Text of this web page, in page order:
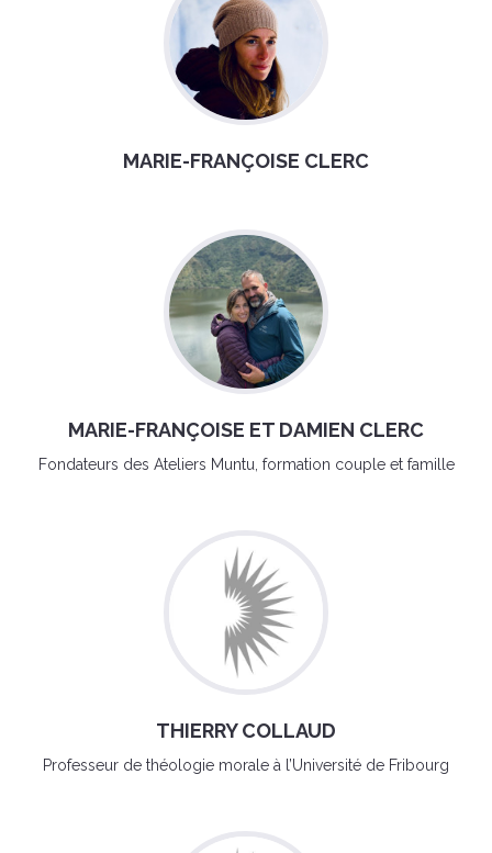
MARIE-FRANÇOISE CLERC
MARIE-FRANÇOISE ET DAMIEN CLERC
Fondateurs des Ateliers Muntu, formation couple et famille
THIERRY COLLAUD
Professeur de théologie morale à l’Université de Fribourg